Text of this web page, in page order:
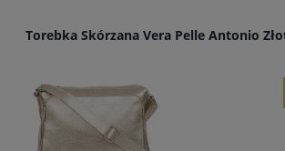
Torebka Skórzana Vera Pelle Antonio